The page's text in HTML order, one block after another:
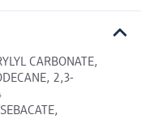
CARBONATE,
2,3-